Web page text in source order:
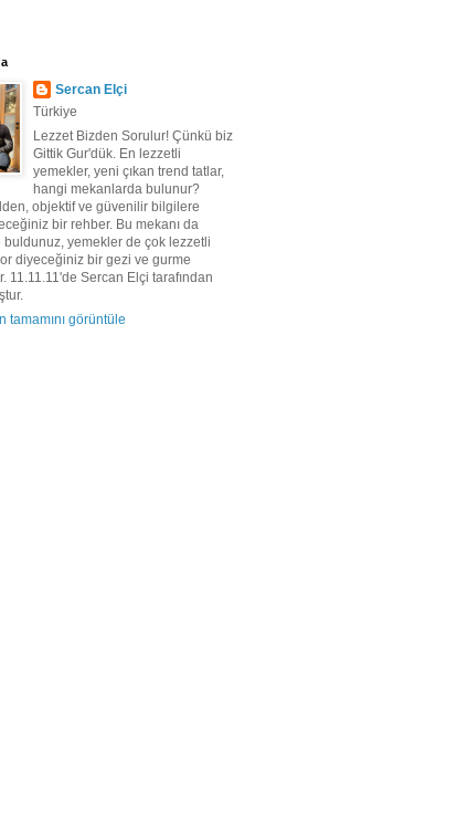
Sercan Elçi
Türkiye
Lezzet Bizden Sorulur! Çünkü biz
Gittik Gur'dük. En lezzetli
yemekler, yeni çıkan trend tatlar,
hangi mekanlarda bulunur?
objektif ve güvenilir bilgilere
bir rehber. Bu mekanı da
buldunuz, yemekler de çok lezzetli
diyeceğiniz bir gezi ve gurme
11.11.11'de Sercan Elçi tarafından
tamamını görüntüle